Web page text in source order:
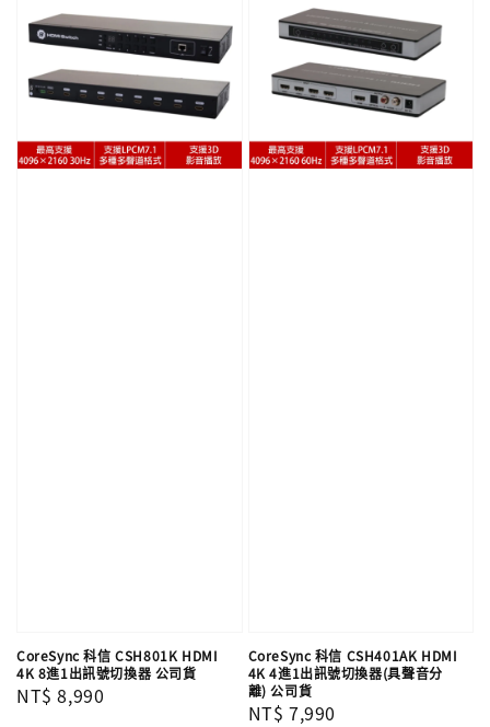
CoreSync 科信 CSH801K HDMI
4K 8進1出訊號切換器 公司貨
Regular
NT$ 8,990
CoreSync 科信 CSH401AK HDMI
4K 4進1出訊號切換器(具聲音分
離) 公司貨
Regular
NT$ 7,990